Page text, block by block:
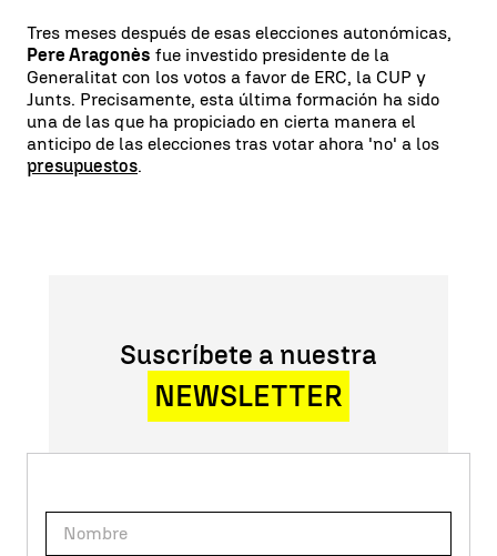
Tres meses después de esas elecciones autonómicas,
Pere Aragonès fue investido presidente de la
Generalitat con los votos a favor de ERC, la CUP y
Junts. Precisamente, esta última formación ha sido
una de las que ha propiciado en cierta manera el
anticipo de las elecciones tras votar ahora 'no' a los
presupuestos.
Suscríbete a nuestra
NEWSLETTER